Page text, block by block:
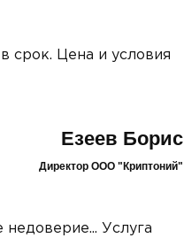
срок. Цена и условия
Езеев Борис
Директор ООО "Криптоний"
Услуга